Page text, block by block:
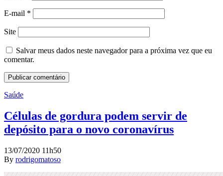
E-mail *
Site
Salvar meus dados neste navegador para a próxima vez que eu
comentar.
Saúde
Células de gordura podem servir de
depósito para o novo coronavírus
13/07/2020 11h50
By rodrigomatoso